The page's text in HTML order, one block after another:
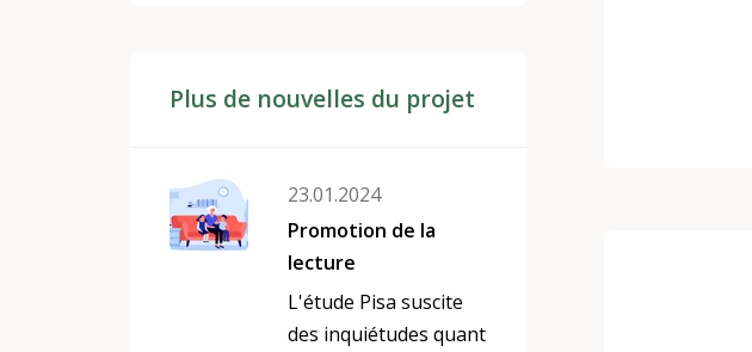
Plus de nouvelles du projet
23.01.2024
Promotion de la
lecture
L'étude Pisa suscite
des inquiétudes quant